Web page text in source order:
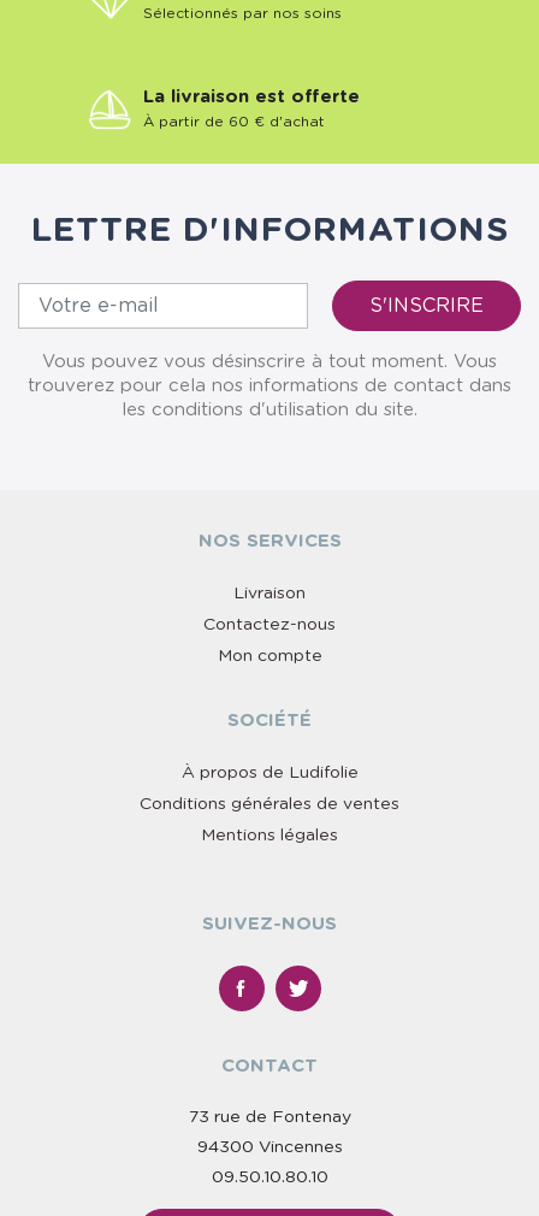
Sélectionnés par nos soins
La livraison est offerte
À partir de 60 € d'achat
LETTRE D'INFORMATIONS
Vous pouvez vous désinscrire à tout moment. Vous
trouverez pour cela nos informations de contact dans
les conditions d'utilisation du site.
NOS SERVICES
Livraison
Contactez-nous
Mon compte
SOCIÉTÉ
À propos de Ludifolie
Conditions générales de ventes
Mentions légales
SUIVEZ-NOUS
CONTACT
73 rue de Fontenay
94300 Vincennes
09.50.10.80.10